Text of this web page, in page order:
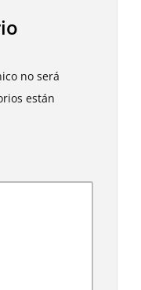
no será
están